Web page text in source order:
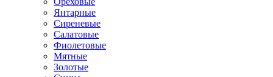
Янтарные
Сиреневые
Салатовые
Фиолетовые
Мятные
Золотые